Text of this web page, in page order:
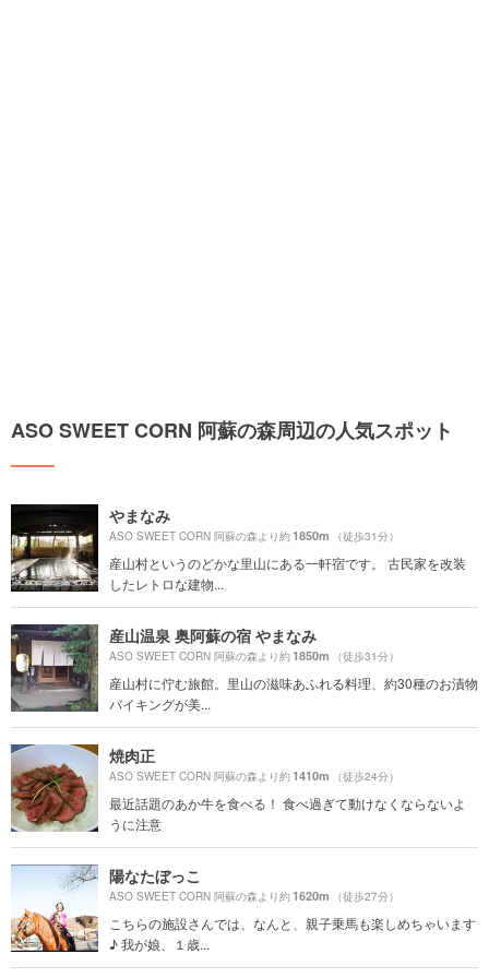
ASO SWEET CORN 阿蘇の森周辺の人気スポット
やまなみ
ASO SWEET CORN 阿蘇の森より約1850m （徒歩31分）
産山村というのどかな里山にある一軒宿です。 古民家を改装
したレトロな建物...
産山温泉 奥阿蘇の宿 やまなみ
ASO SWEET CORN 阿蘇の森より約1850m （徒歩31分）
産山村に佇む旅館。里山の滋味あふれる料理、約30種のお漬物
バイキングが美...
焼肉正
ASO SWEET CORN 阿蘇の森より約1410m （徒歩24分）
最近話題のあか牛を食べる！ 食べ過ぎて動けなくならないよ
うに注意
陽なたぼっこ
ASO SWEET CORN 阿蘇の森より約1620m （徒歩27分）
こちらの施設さんでは、なんと、親子乗馬も楽しめちゃいます
♪ 我が娘、１歳...